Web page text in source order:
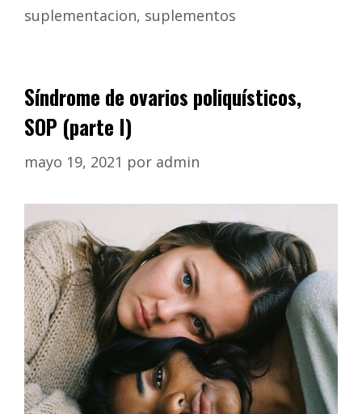
suplementacion, suplementos
Síndrome de ovarios poliquísticos,
SOP (parte I)
mayo 19, 2021 por admin